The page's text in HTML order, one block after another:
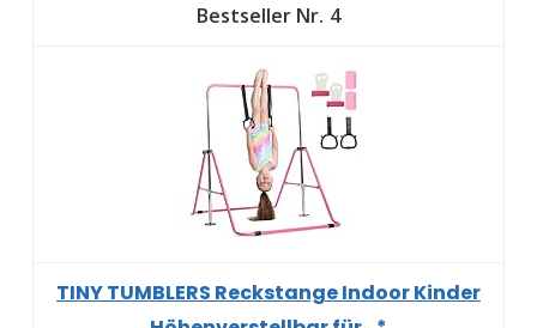
4
TINY TUMBLERS Reckstange Indoor Kinder